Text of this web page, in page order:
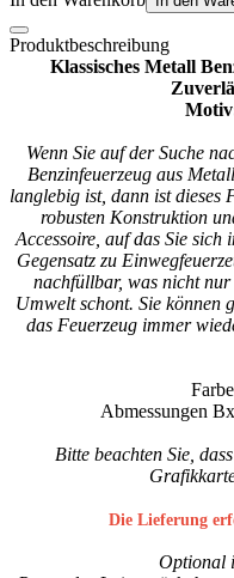
Produktbeschreibung
Klassisches Metall
Wenn Sie auf der Suche
Benzinfeuerzeug aus
langlebig ist, dann ist dieses
robusten Konstruktion
Accessoire, auf das Sie sich
Gegensatz zu
nachfüllbar, was nicht nur
Umwelt schont. Sie können
das Feuerzeug immer
Abmessungen
Bitte beachten Sie,
Die Lieferung
Optional